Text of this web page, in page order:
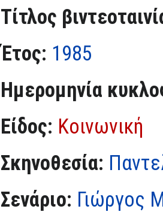
Τίτλος
Έτος: 1985
Ημερομηνία
Είδος: Κοινωνική
Σκηνοθεσία:
Σενάριο: Γιώργος